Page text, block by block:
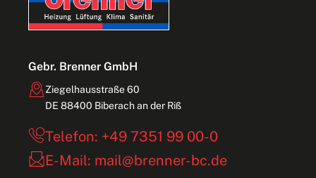
Gebr. Brenner GmbH
Ziegelhausstraße 60
DE 88400 Biberach an der Riß
Telefon: +49 7351 99 00-0
E-Mail: mail@brenner-bc.de